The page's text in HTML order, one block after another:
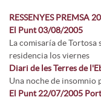
RESSENYES PREMSA
El Punt 03/08/2005
La comisaría de
residencia los viernes
Diari de les Terres de
Una noche de insomnio
El Punt 22/07/2005